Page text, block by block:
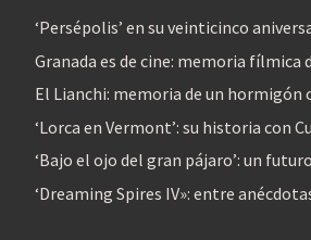
‘Persépolis’ en su veinticinco
Granada es de cine: memoria fílmica
El Lianchi: memoria de un hormigón
‘Lorca en Vermont’: su historia con
‘Bajo el ojo del gran pájaro’: un
‘Dreaming Spires IV»: entre